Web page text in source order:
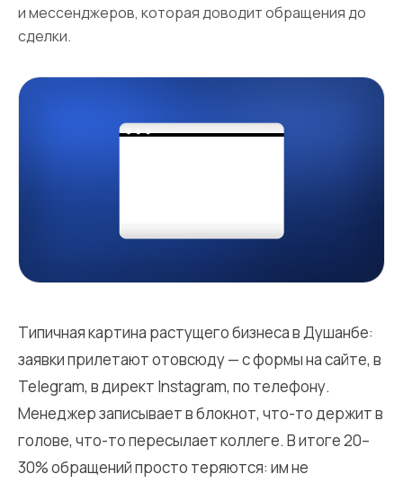
и мессенджеров, которая доводит обращения до
сделки.
Типичная картина растущего бизнеса в Душанбе:
заявки прилетают отовсюду — с формы на сайте, в
Telegram, в директ Instagram, по телефону.
Менеджер записывает в блокнот, что-то держит в
голове, что-то пересылает коллеге. В итоге 20–
30% обращений просто теряются: им не